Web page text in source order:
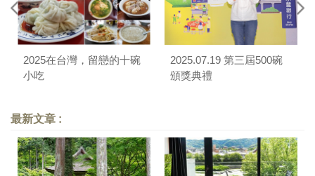
2025在台灣，留戀的十碗
小吃
2025.07.19 第三屆500碗
頒獎典禮
最新文章 :